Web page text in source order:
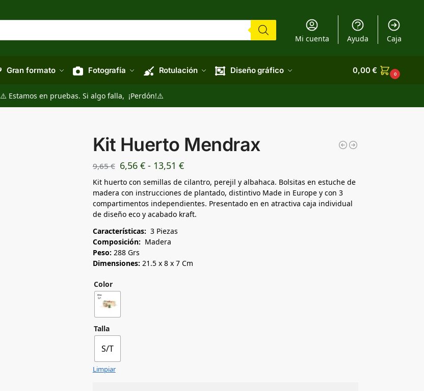
Mi cuenta Ayuda Caja
Gran formato Fotografía Rotulación Diseño gráfico 0,00€ 0
⚠️ Estamos en pruebas. Si algo falla, ¡Perdón!⚠️
Kit Huerto Mendrax
9,65€ 6,56 € - 13,51 €
Kit huerto con semillas de cilantro, perejil y albahaca. Bolsitas en estuche de
madera con instrucciones de plantado, distintivo Made in Europe y con 3
compartimentos independientes. Presentado en en atractiva caja individual
de diseño eco y acabado kraft.
Características: 3 Piezas
Composición: Madera
Peso: 288 Grs
Dimensiones: 21.5 x 8 x 7 Cm
Color
Talla
S/T
Limpiar